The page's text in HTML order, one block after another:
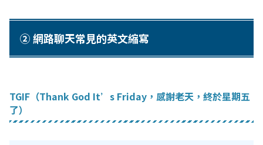
② 網路聊天常見的英文縮寫
TGIF（Thank God It’s Friday，感謝老天，終於星期五
了）